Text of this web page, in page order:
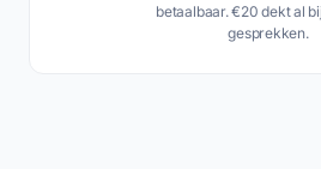
betaalbaar. €20 dekt al
gesprekken.